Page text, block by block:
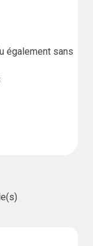
également sans